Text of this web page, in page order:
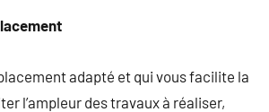
adapté et qui vous facilite la
l’ampleur des travaux à réaliser,